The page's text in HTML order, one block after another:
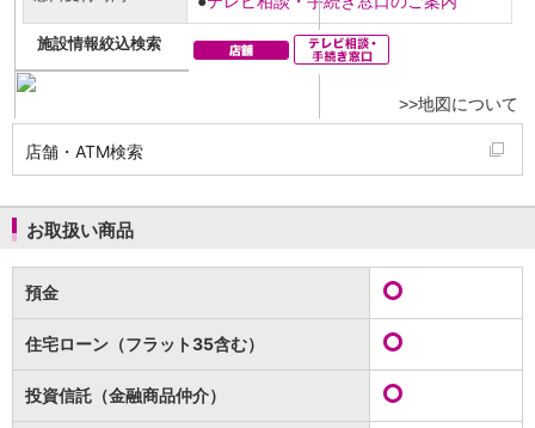
まいクラウドファンディング
ローン
住宅ローン
新規お借入れの方
お借換えの方
フラット35
リ・バース60
カードローン
目的別ローンマイページ
保険
保険TOP
医療保険
店舗・ATM検索
お取扱い商品
預金
住宅ローン（フラット35含む）
投資信託（金融商品仲介）